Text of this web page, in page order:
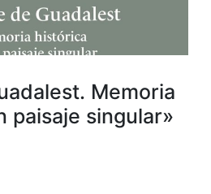
Memoria
paisaje singular»